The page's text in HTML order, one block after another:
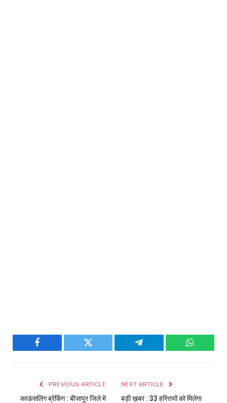
Facebook Twitter Telegram
PREVIOUS ARTICLE
काऊंसलिंग ब्रेकिंग : बीजापुर जिले मे
NEXT ARTICLE
बड़ी ख़बर : 33 हस्तियों को मिलेगा